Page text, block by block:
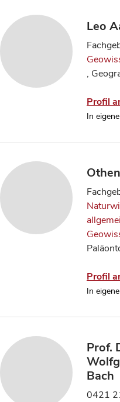
Leo
,
Profil
In
Profil
In
Prof.
Bach
0421